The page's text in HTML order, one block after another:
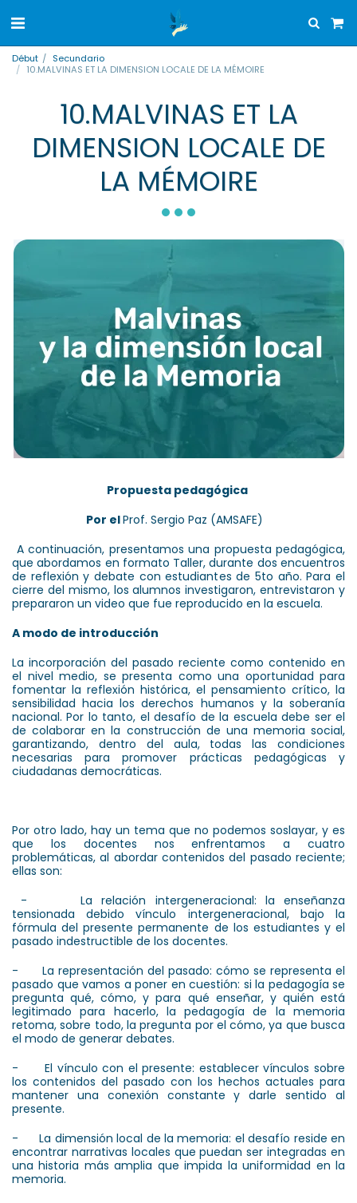
Début
Secundario
10.MALVINAS ET LA DIMENSION LOCALE DE LA MÉMOIRE
10.MALVINAS ET LA
DIMENSION LOCALE DE
LA MÉMOIRE
Propuesta pedagógica
Por elProf. Sergio Paz (AMSAFE)
A continuación, presentamos una propuesta pedagógica,
que abordamos en formato Taller, durante dos encuentros
de reflexión y debate con estudiantes de 5to año. Para el
cierre del mismo, los alumnos investigaron, entrevistaron y
prepararon un video que fue reproducido en la escuela.
A modo de introducción
La incorporación del pasado reciente como contenido en
el nivel medio, se presenta como una oportunidad para
fomentar la reflexión histórica, el pensamiento crítico, la
sensibilidad hacia los derechos humanos y la soberanía
nacional. Por lo tanto, el desafío de la escuela debe ser el
de colaborar en la construcción de una memoria social,
garantizando, dentro del aula, todas las condiciones
necesarias para promover prácticas pedagógicas y
ciudadanas democráticas.
Por otro lado, hay un tema que no podemos soslayar, y es
que los docentes nos enfrentamos a cuatro
problemáticas, al abordar contenidos del pasado reciente;
ellas son:
- La relación intergeneracional: la enseñanza
tensionada debido vínculo intergeneracional, bajo la
fórmula del presente permanente de los estudiantes y el
pasado indestructible de los docentes.
- La representación del pasado: cómo se representa el
pasado que vamos a poner en cuestión: si la pedagogía se
pregunta qué, cómo, y para qué enseñar, y quién está
legitimado para hacerlo, la pedagogía de la memoria
retoma, sobre todo, la pregunta por el cómo, ya que busca
el modo de generar debates.
- El vínculo con el presente: establecer vínculos sobre
los contenidos del pasado con los hechos actuales para
mantener una conexión constante y darle sentido al
presente.
- La dimensión local de la memoria: el desafío reside en
encontrar narrativas locales que puedan ser integradas en
una historia más amplia que impida la uniformidad en la
memoria.